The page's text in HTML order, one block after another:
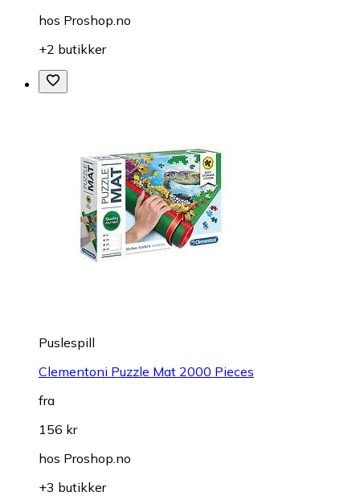
hos Proshop.no
+2 butikker
Puslespill
Clementoni Puzzle Mat 2000 Pieces
fra
156 kr
hos Proshop.no
+3 butikker